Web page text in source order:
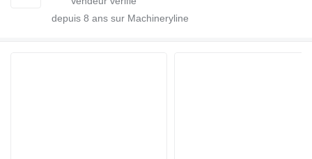
depuis 8 ans sur Machineryline